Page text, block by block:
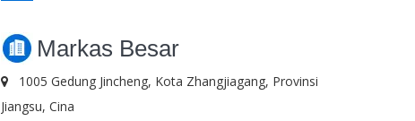
Markas Besar
 1005 Gedung Jincheng, Kota Zhangjiagang, Provinsi
Jiangsu, Cina